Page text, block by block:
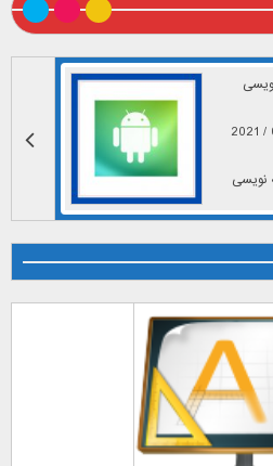
نویسی